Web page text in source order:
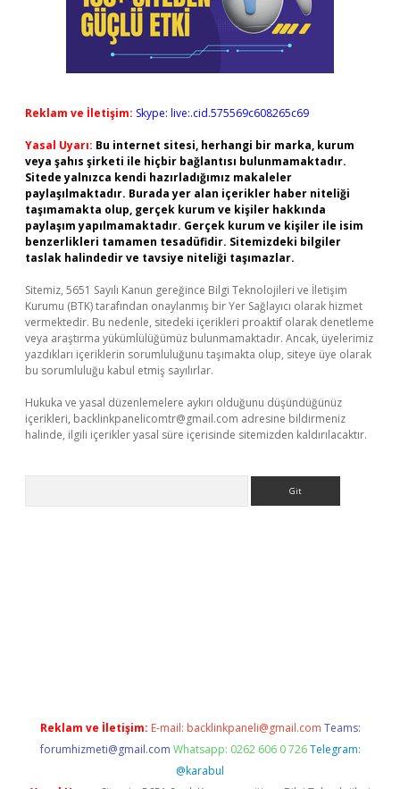
Reklam ve İletişim: Skype: live:.cid.575569c608265c69
Yasal Uyarı: Bu internet sitesi, herhangi bir marka, kurum
veya şahıs şirketi ile hiçbir bağlantısı bulunmamaktadır.
Sitede yalnızca kendi hazırladığımız makaleler
paylaşılmaktadır. Burada yer alan içerikler haber niteliği
taşımamakta olup, gerçek kurum ve kişiler hakkında
paylaşım yapılmamaktadır. Gerçek kurum ve kişiler ile isim
benzerlikleri tamamen tesadüfidir. Sitemizdeki bilgiler
taslak halindedir ve tavsiye niteliği taşımazlar.
Sitemiz, 5651 Sayılı Kanun gereğince Bilgi Teknolojileri ve İletişim
Kurumu (BTK) tarafından onaylanmış bir Yer Sağlayıcı olarak hizmet
vermektedir. Bu nedenle, sitedeki içerikleri proaktif olarak denetleme
veya araştırma yükümlülüğümüz bulunmamaktadır. Ancak, üyelerimiz
yazdıkları içeriklerin sorumluluğunu taşımakta olup, siteye üye olarak
bu sorumluluğu kabul etmiş sayılırlar.
Hukuka ve yasal düzenlemelere aykırı olduğunu düşündüğünüz
içerikleri, backlinkpanelicomtr@gmail.com adresine bildirmeniz
halinde, ilgili içerikler yasal süre içerisinde sitemizden kaldırılacaktır.
Reklam ve İletişim: E-mail: backlinkpaneli@gmail.com Teams:
forumhizmeti@gmail.com Whatsapp: 0262 606 0 726 Telegram:
@karabul